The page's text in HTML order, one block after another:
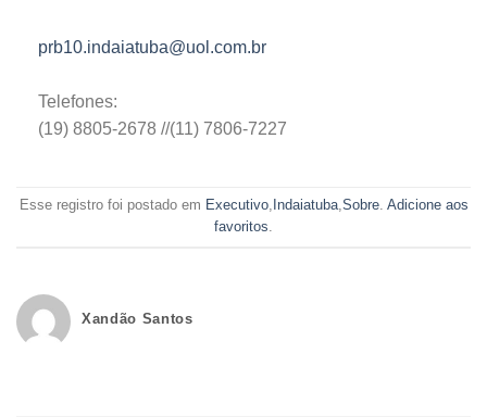
prb10.indaiatuba@uol.com.br
Telefones:
(19) 8805-2678 //(11) 7806-7227
Esse registro foi postado em Executivo, Indaiatuba, Sobre. Adicione aos
favoritos
Xandão Santos